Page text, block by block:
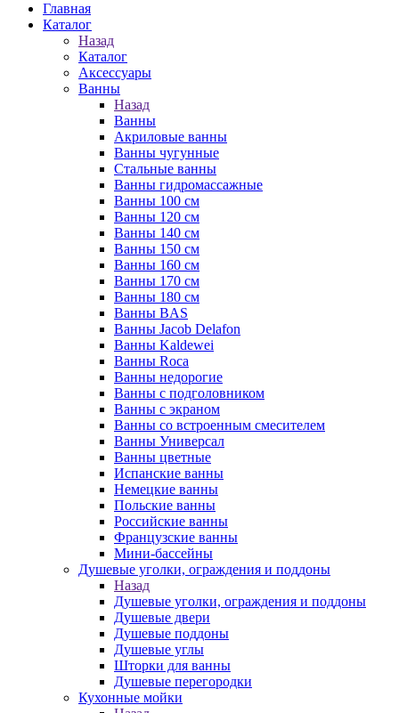
Главная
Каталог
Назад
Каталог
Аксессуары
Ванны
Назад
Ванны
Акриловые ванны
Ванны чугунные
Стальные ванны
Ванны гидромассажные
Ванны 100 см
Ванны 120 см
Ванны 140 см
Ванны 150 см
Ванны 160 см
Ванны 170 см
Ванны 180 см
Ванны BAS
Ванны Jacob Delafon
Ванны Kaldewei
Ванны Roca
Ванны недорогие
Ванны с подголовником
Ванны с экраном
Ванны со встроенным смесителем
Ванны Универсал
Ванны цветные
Испанские ванны
Немецкие ванны
Польские ванны
Российские ванны
Французские ванны
Мини-бассейны
Душевые уголки, ограждения и поддоны
Назад
Душевые уголки, ограждения и поддоны
Душевые двери
Душевые поддоны
Душевые углы
Шторки для ванны
Душевые перегородки
Кухонные мойки